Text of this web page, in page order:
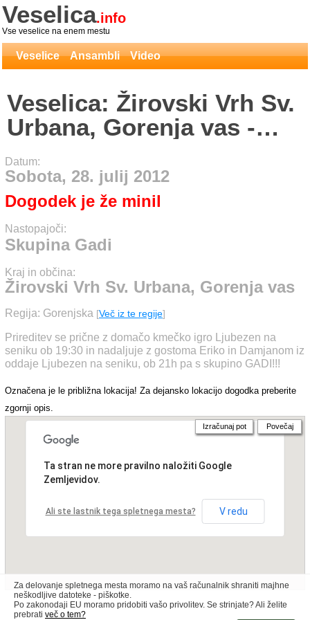
Veselica.info
Vse veselice na enem mestu
Veselice Ansambli Video
Veselica: Žirovski Vrh Sv.
Urbana, Gorenja vas -
Skupina Gadi
Datum:
Sobota, 28. julij 2012
Dogodek je že minil
Nastopajoči:
Skupina Gadi
Kraj in občina:
Žirovski Vrh Sv. Urbana, Gorenja vas
Regija: Gorenjska [Več iz te regije]
Prireditev se prične z domačo kmečko igro Ljubezen na
seniku ob 19:30 in nadaljuje z gostoma Eriko in Damjanom iz
oddaje Ljubezen na seniku, ob 21h pa s skupino GADI!!!
Označena je le približna lokacija! Za dejansko lokacijo dogodka preberite
zgornji opis.
Ta stran ne more pravilno naložiti Google
Zemljevidov.
Ali ste lastnik tega spletnega mesta? V redu
Izračunaj pot Povečaj
Za delovanje spletnega mesta moramo na vaš računalnik shraniti majhne
neškodljive datoteke - piškotke.
Po zakonodaji EU moramo pridobiti vašo privolitev. Se strinjate? Ali želite
prebrati več o tem?